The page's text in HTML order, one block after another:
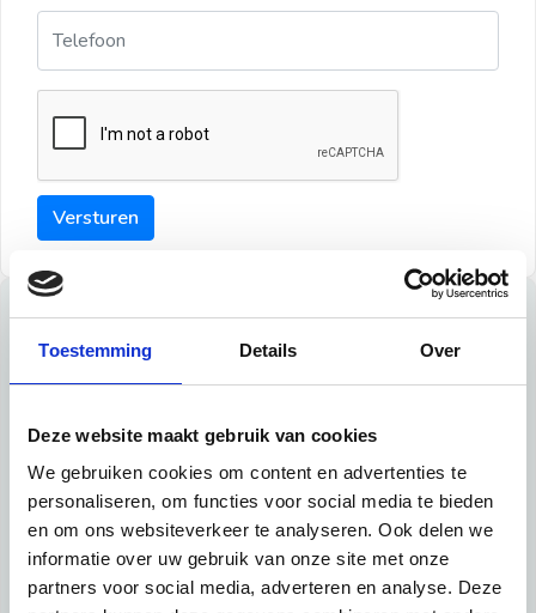
Toestemming Details Over
Deze website maakt gebruik van cookies
We gebruiken cookies om content en advertenties te
personaliseren, om functies voor social media te bieden
en om ons websiteverkeer te analyseren. Ook delen we
informatie over uw gebruik van onze site met onze
partners voor social media, adverteren en analyse. Deze
Versturen
Tips
Tip 1:
Schrijf een duidelijke introductie en geef de volgende
informatie mee:
Ben je student, werkachtig of werkzoekend